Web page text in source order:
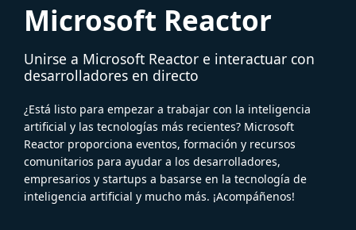
Microsoft Reactor
Unirse a Microsoft Reactor e interactuar con
desarrolladores en directo
¿Está listo para empezar a trabajar con la inteligencia
artificial y las tecnologías más recientes? Microsoft
Reactor proporciona eventos, formación y recursos
comunitarios para ayudar a los desarrolladores,
empresarios y startups a basarse en la tecnología de
inteligencia artificial y mucho más. ¡Acompáñenos!